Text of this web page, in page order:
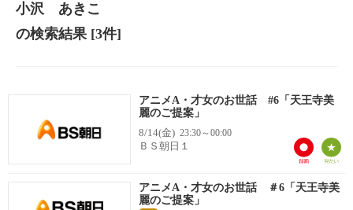
小沢 あきこ
の検索結果[3件]
アニメA・才女のお世話 #6「天王寺美
麗のご提案」
8/14(金) 23:30～00:00
ＢＳ朝日１
アニメA・才女のお世話 ＃6「天王寺美
麗のご提案」